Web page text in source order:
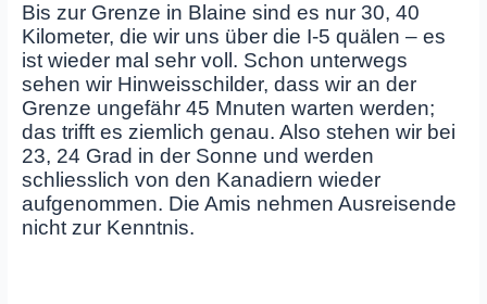
Bis zur Grenze in Blaine sind es nur 30, 40
Kilometer, die wir uns über die I-5 quälen – es
ist wieder mal sehr voll. Schon unterwegs
sehen wir Hinweisschilder, dass wir an der
Grenze ungefähr 45 Mnuten warten werden;
das trifft es ziemlich genau. Also stehen wir bei
23, 24 Grad in der Sonne und werden
schliesslich von den Kanadiern wieder
aufgenommen. Die Amis nehmen Ausreisende
nicht zur Kenntnis.